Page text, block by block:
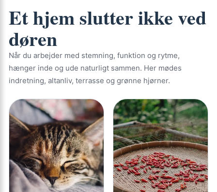
Et hjem slutter ikke ved
døren
Når du arbejder med stemning, funktion og rytme,
hænger inde og ude naturligt sammen. Her mødes
indretning, altanliv, terrasse og grønne hjørner.